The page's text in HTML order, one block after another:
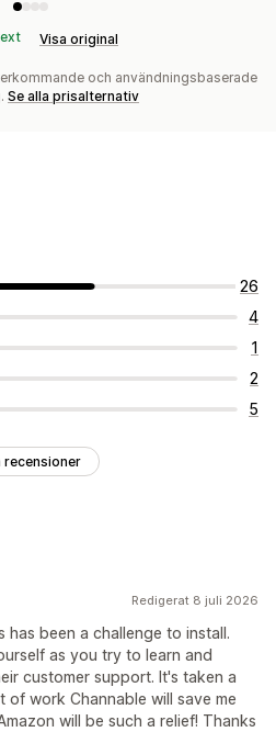
Visa original
och användningsbaserade
Se alla prisalternativ
26
4
1
2
5
recensioner
Redigerat 8 juli 2026
has been a challenge to install.
as you try to learn and
customer support. It's taken a
of work Channable will save me
will be such a relief! Thanks